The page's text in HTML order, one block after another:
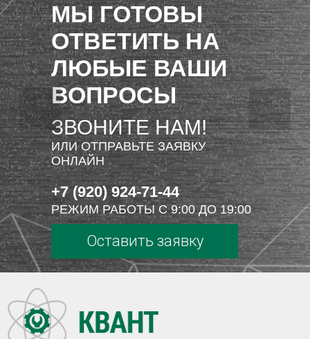
МЫ ГОТОВЫ
ОТВЕТИТЬ НА
ЛЮБЫЕ ВАШИ
ВОПРОСЫ
ЗВОНИТЕ НАМ!
ИЛИ ОТПРАВЬТЕ ЗАЯВКУ
ОНЛАЙН
+7 (920) 924-71-44
РЕЖИМ РАБОТЫ С 9:00 ДО 19:00
Оставить заявку